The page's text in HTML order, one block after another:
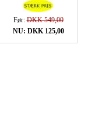
Før:DKK 549,00
NU: DKK 125,00